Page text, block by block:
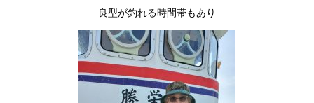
良型が釣れる時間帯もあり